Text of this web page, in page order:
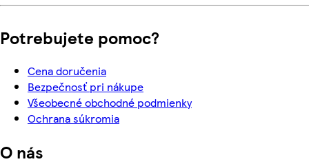
Potrebujete pomoc?
Cena doručenia
Bezpečnosť pri nákupe
Všeobecné obchodné podmienky
Ochrana súkromia
O nás